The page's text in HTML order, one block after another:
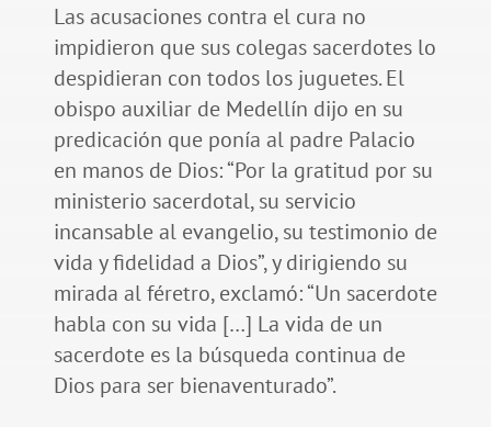
Las acusaciones contra el cura no
impidieron que sus colegas sacerdotes lo
despidieran con todos los juguetes. El
obispo auxiliar de Medellín dijo en su
predicación que ponía al padre Palacio
en manos de Dios: “Por la gratitud por su
ministerio sacerdotal, su servicio
incansable al evangelio, su testimonio de
vida y fidelidad a Dios”, y dirigiendo su
mirada al féretro, exclamó: “Un sacerdote
habla con su vida […] La vida de un
sacerdote es la búsqueda continua de
Dios para ser bienaventurado”.